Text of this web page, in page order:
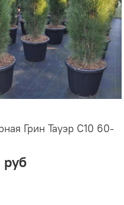
Грин Тауэр С10 60-